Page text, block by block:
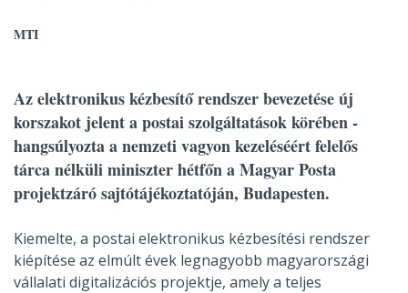
MTI
Az elektronikus kézbesítő rendszer bevezetése új
korszakot jelent a postai szolgáltatások körében -
hangsúlyozta a nemzeti vagyon kezeléséért felelős
tárca nélküli miniszter hétfőn a Magyar Posta
projektzáró sajtótájékoztatóján, Budapesten.
Kiemelte, a postai elektronikus kézbesítési rendszer
kiépítése az elmúlt évek legnagyobb magyarországi
vállalati digitalizációs projektje, amely a teljes